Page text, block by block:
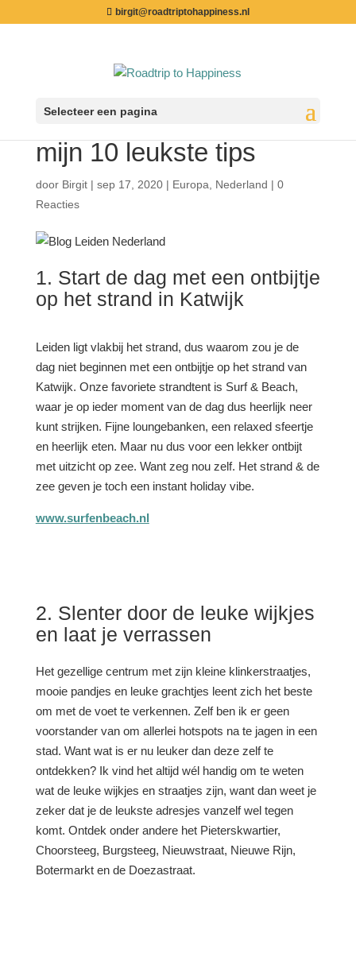
birgit@roadtriptohappiness.nl
Selecteer een pagina
Wat te doen in Leiden;
mijn 10 leukste tips
door Birgit| sep 17, 2020| Europa Nederland | 0
Reacties
1. Start de dag met een ontbijtje
op het strand in Katwijk
Leiden ligt vlakbij het strand, dus waarom zou je de
dag niet beginnen met een ontbijtje op het strand van
Katwijk. Onze favoriete strandtent is Surf & Beach,
waar je op ieder moment van de dag dus heerlijk neer
kunt strijken. Fijne loungebanken, een relaxed sfeertje
en heerlijk eten. Maar nu dus voor een lekker ontbijt
met uitzicht op zee. Want zeg nou zelf. Het strand & de
zee geven je toch een instant holiday vibe.
www.surfenbeach.nl
2. Slenter door de leuke wijkjes
en laat je verrassen
Het gezellige centrum met zijn kleine klinkerstraatjes,
mooie pandjes en leuke grachtjes leent zich het beste
om met de voet te verkennen. Zelf ben ik er geen
voorstander van om allerlei hotspots na te jagen in een
stad. Want wat is er nu leuker dan deze zelf te
ontdekken? Ik vind het altijd wél handig om te weten
wat de leuke wijkjes en straatjes zijn, want dan weet je
zeker dat je de leukste adresjes vanzelf wel tegen
komt. Ontdek onder andere het Pieterskwartier,
Choorsteeg, Burgsteeg, Nieuwstraat, Nieuwe Rijn,
Botermarkt en de Doezastraat.